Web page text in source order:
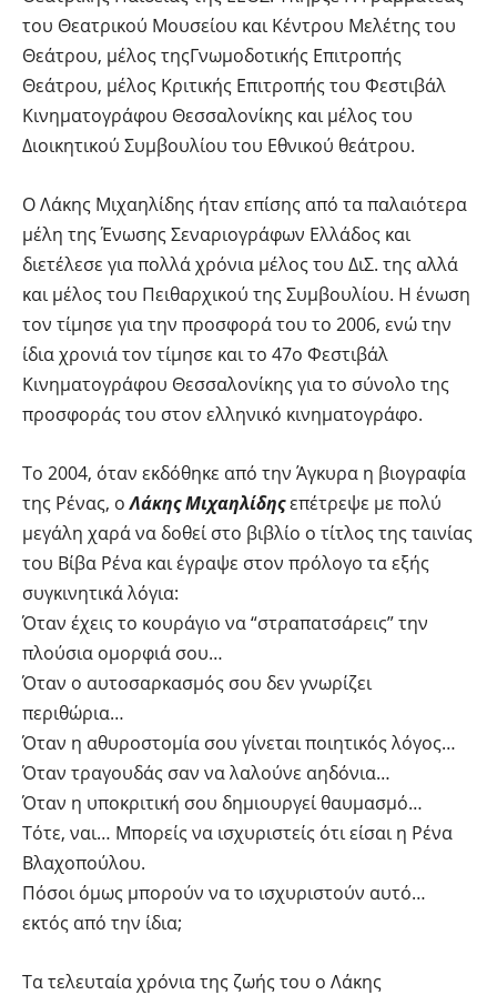
του Θεατρικού Μουσείου και Κέντρου Μελέτης του
Θεάτρου, μέλος τηςΓνωμοδοτικής Επιτροπής
Θεάτρου, μέλος Κριτικής Επιτροπής του Φεστιβάλ
Κινηματογράφου Θεσσαλονίκης και μέλος του
Διοικητικού Συμβουλίου του Εθνικού θεάτρου.
Ο Λάκης Μιχαηλίδης ήταν επίσης από τα παλαιότερα
μέλη της Ένωσης Σεναριογράφων Ελλάδος και
διετέλεσε για πολλά χρόνια μέλος του ΔιΣ. της αλλά
και μέλος του Πειθαρχικού της Συμβουλίου. Η ένωση
τον τίμησε για την προσφορά του το 2006, ενώ την
ίδια χρονιά τον τίμησε και το 47ο Φεστιβάλ
Κινηματογράφου Θεσσαλονίκης για το σύνολο της
προσφοράς του στον ελληνικό κινηματογράφο.
Το 2004, όταν εκδόθηκε από την Άγκυρα η βιογραφία
της Ρένας, οΛάκης Μιχαηλίδηςεπέτρεψε με πολύ
μεγάλη χαρά να δοθεί στο βιβλίο ο τίτλος της ταινίας
του Βίβα Ρένα και έγραψε στον πρόλογο τα εξής
συγκινητικά λόγια:
Όταν έχεις το κουράγιο να “στραπατσάρεις” την
πλούσια ομορφιά σου…
Όταν ο αυτοσαρκασμός σου δεν γνωρίζει
περιθώρια…
Όταν η αθυροστομία σου γίνεται ποιητικός λόγος…
Όταν τραγουδάς σαν να λαλούνε αηδόνια…
Όταν η υποκριτική σου δημιουργεί θαυμασμό…
Τότε, ναι… Μπορείς να ισχυριστείς ότι είσαι η Ρένα
Βλαχοπούλου.
Πόσοι όμως μπορούν να το ισχυριστούν αυτό…
εκτός από την ίδια;
Τα τελευταία χρόνια της ζωής του ο Λάκης